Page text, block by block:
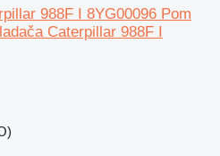
988F I 8YG00096 Pom
Caterpillar 988F I